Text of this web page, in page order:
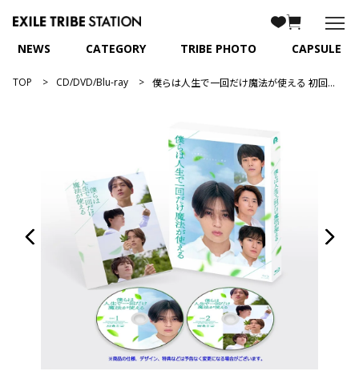
NEWS CATEGORY TRIBE PHOTO CAPSULE
TOP CD/DVD/Blu-ray 僕らは人生で一回だけ魔法が使える 初回製造限定Blu-ray特別版